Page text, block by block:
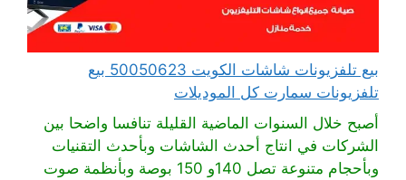
بيع تلفزيونات شاشات الكويت 50050623 بيع
تلفزيونات سمارت كل الموديلات
أصبح خلال السنوات الماضية القليلة تنافسا واضحا بين
الشركات في انتاج أحدث الشاشات وبأحدث التقنيات
وبأحجام متنوعة تصل 140و 150 بوصة وبأنظمة صوت